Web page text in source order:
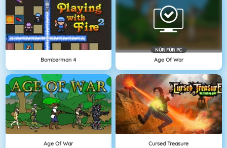
Bomberman 4
NÜR FÜR PC
Age Of War
Age Of War Cursed Treasure